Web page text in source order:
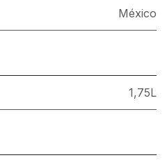
México
1,75L